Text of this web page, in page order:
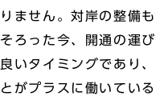
ません。対岸の整備も
ろった今、開通の運び
いタイミングであり、
がプラスに働いている